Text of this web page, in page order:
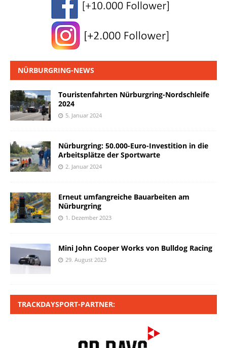
NÜRBURGRING-NEWS
Touristenfahrten Nürburgring-Nordschleife
2024
5. Januar 2024
Nürburgring: 50.000-Euro-Investition in die
Arbeitsplätze der Sportwarte
2. Januar 2024
Erneut umfangreiche Bauarbeiten am
Nürburgring
1. Dezember 2023
Mini John Cooper Works von Bulldog Racing
29. August 2023
TRACKDAYSPORT-PARTNER: